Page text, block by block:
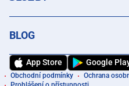
BLOG
App Store Google
Obchodní podmínky Ochrana